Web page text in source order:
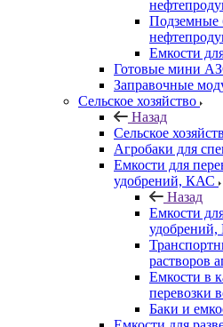
Подземные
Емкости
Готовые мини
Заправочные
Сельское хозяйство
Назад
Сельское
Агробаки для
Емкости для
удобрений, КАС
Назад
Емкости
растворов
Емкости в
перевозки
Баки и